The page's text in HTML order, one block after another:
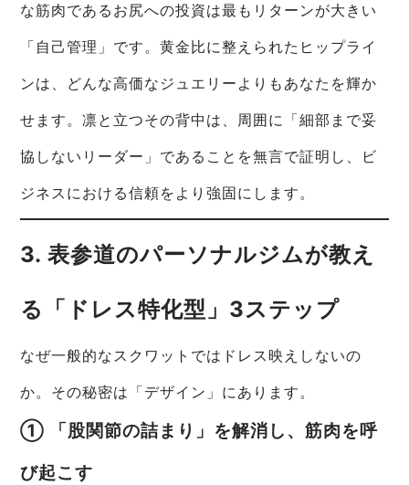
な筋肉であるお尻への投資は最もリターンが大きい
「自己管理」です。黄金比に整えられたヒップライ
ンは、どんな高価なジュエリーよりもあなたを輝か
せます。凛と立つその背中は、周囲に「細部まで妥
協しないリーダー」であることを無言で証明し、ビ
ジネスにおける信頼をより強固にします。
3. 表参道のパーソナルジムが教え
る「ドレス特化型」3ステップ
なぜ一般的なスクワットではドレス映えしないの
か。その秘密は「デザイン」にあります。
① 「股関節の詰まり」を解消し、筋肉を呼
び起こす